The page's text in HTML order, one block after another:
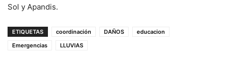
Sol y Apandis.
ETIQUETAS coordinación DAÑOS
educacion
Emergencias
LLUVIAS